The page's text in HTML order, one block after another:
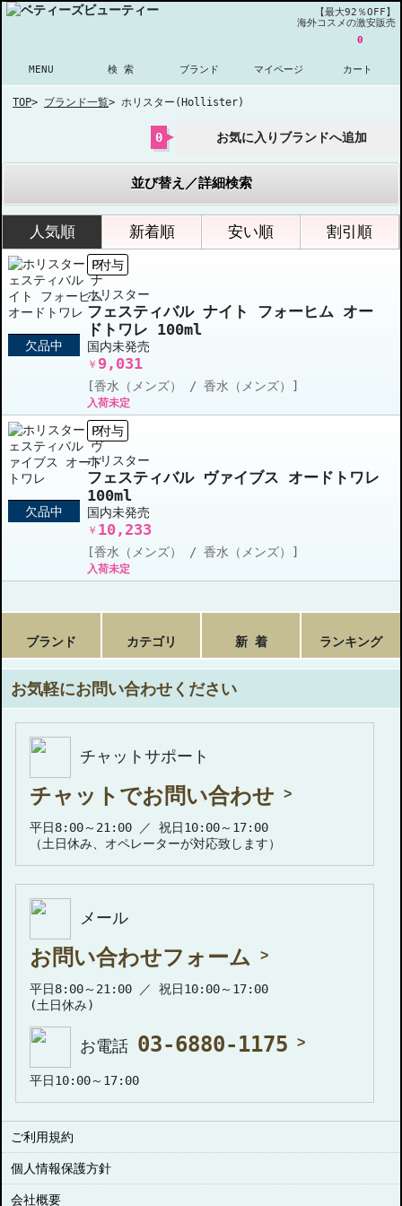
【最大92％OFF】
海外コスメの激安販売
MENU 検 索 ブランド マイページ
0
カート
TOP> ブランド一覧> ホリスター(Hollister)
0 お気に入りブランドへ追加
並び替え／詳細検索
人気順 新着順 安い順 割引順
欠品中
P付与
ホリスター
フェスティバル ナイト フォーヒム オー
ドトワレ 100ml
国内未発売
￥ 9,031
[香水（メンズ） / 香水（メンズ）]
入荷未定
欠品中
P付与
ホリスター
フェスティバル ヴァイブス オードトワレ
100ml
国内未発売
￥ 10,233
[香水（メンズ） / 香水（メンズ）]
入荷未定
ブランド カテゴリ 新 着 ランキング
お気軽にお問い合わせください
チャットサポート
チャットでお問い合わせ
平日8:00～21:00 ／ 祝日10:00～17:00
（土日休み、オペレーターが対応致します）
メール
お問い合わせフォーム
平日8:00～21:00 ／ 祝日10:00～17:00
(土日休み)
お電話 03-6880-1175
平日10:00～17:00
ご利用規約
個人情報保護方針
会社概要